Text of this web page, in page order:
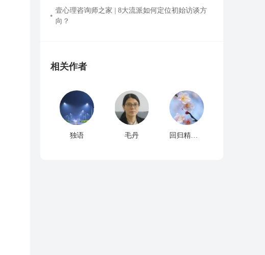
壹心理咨询师之家 | 8大流派如何定位初始访谈方
向？
相关作者
独语 毛丹 回归精神家园